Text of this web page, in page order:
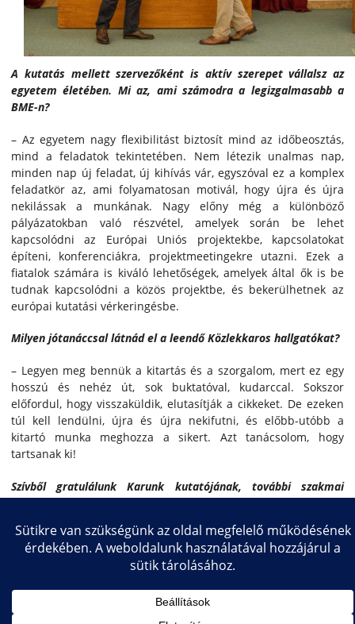
A kutatás mellett szervezőként is aktív szerepet vállalsz az
egyetem életében. Mi az, ami számodra a legizgalmasabb a
BME-n?
– Az egyetem nagy flexibilitást biztosít mind az időbeosztás,
mind a feladatok tekintetében. Nem létezik unalmas nap,
minden nap új feladat, új kihívás vár, egyszóval ez a komplex
feladatkör az, ami folyamatosan motivál, hogy újra és újra
nekilássak a munkának. Nagy előny még a különböző
pályázatokban való részvétel, amelyek során be lehet
kapcsolódni az Európai Uniós projektekbe, kapcsolatokat
építeni, konferenciákra, projektmeetingekre utazni. Ezek a
fiatalok számára is kiváló lehetőségek, amelyek által ők is be
tudnak kapcsolódni a közös projektbe, és bekerülhetnek az
európai kutatási vérkeringésbe.
Milyen jótanáccsal látnád el a leendő Közlekkaros hallgatókat?
– Legyen meg bennük a kitartás és a szorgalom, mert ez egy
hosszú és nehéz út, sok buktatóval, kudarccal. Sokszor
előfordul, hogy visszaküldik, elutasítják a cikkeket. De ezeken
túl kell lendülni, újra és újra nekifutni, és előbb-utóbb a
kitartó munka meghozza a sikert. Azt tanácsolom, hogy
tartsanak ki!
Szívből gratulálunk Karunk kutatójának, további szakmai
sikereket kívánunk!
Copyright © 2026 Közlekedésmérnöki és Járműmérnöki Kar